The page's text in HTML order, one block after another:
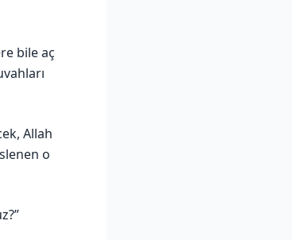
bile aç
Allah
o